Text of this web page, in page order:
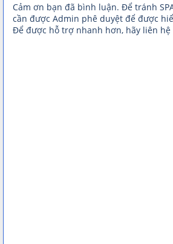
Cảm ơn bạn đã bình luận. Để tránh
cần được Admin phê duyệt để được
Để được hỗ trợ nhanh hơn, hãy liên hệ